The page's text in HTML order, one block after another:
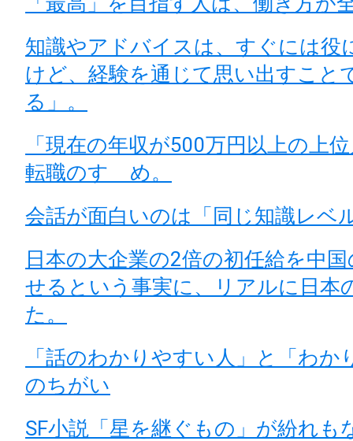
知識やアドバイスは、すぐには役
けど、経験を通じて思い出すこと
る」。
「現在の年収が500万円以上の上
転職のすゝめ。
会話が面白いのは「同じ知識レベ
日本の大企業の2倍の初任給を中
せるという事実に、リアルに日本
た。
「話のわかりやすい人」と「わか
のちがい
SF小説「星を継ぐもの」が紛れも